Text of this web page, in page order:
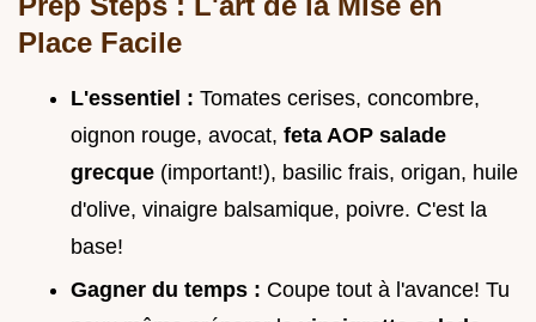
Place Facile
L'essentiel : Tomates cerises, concombre,
oignon rouge, avocat, feta AOP salade
grecque (important!), basilic frais, origan, huile
d'olive, vinaigre balsamique, poivre. C'est la
base!
Gagner du temps : Coupe tout à l'avance! Tu